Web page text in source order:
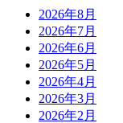
2026年8月
2026年7月
2026年6月
2026年5月
2026年4月
2026年3月
2026年2月